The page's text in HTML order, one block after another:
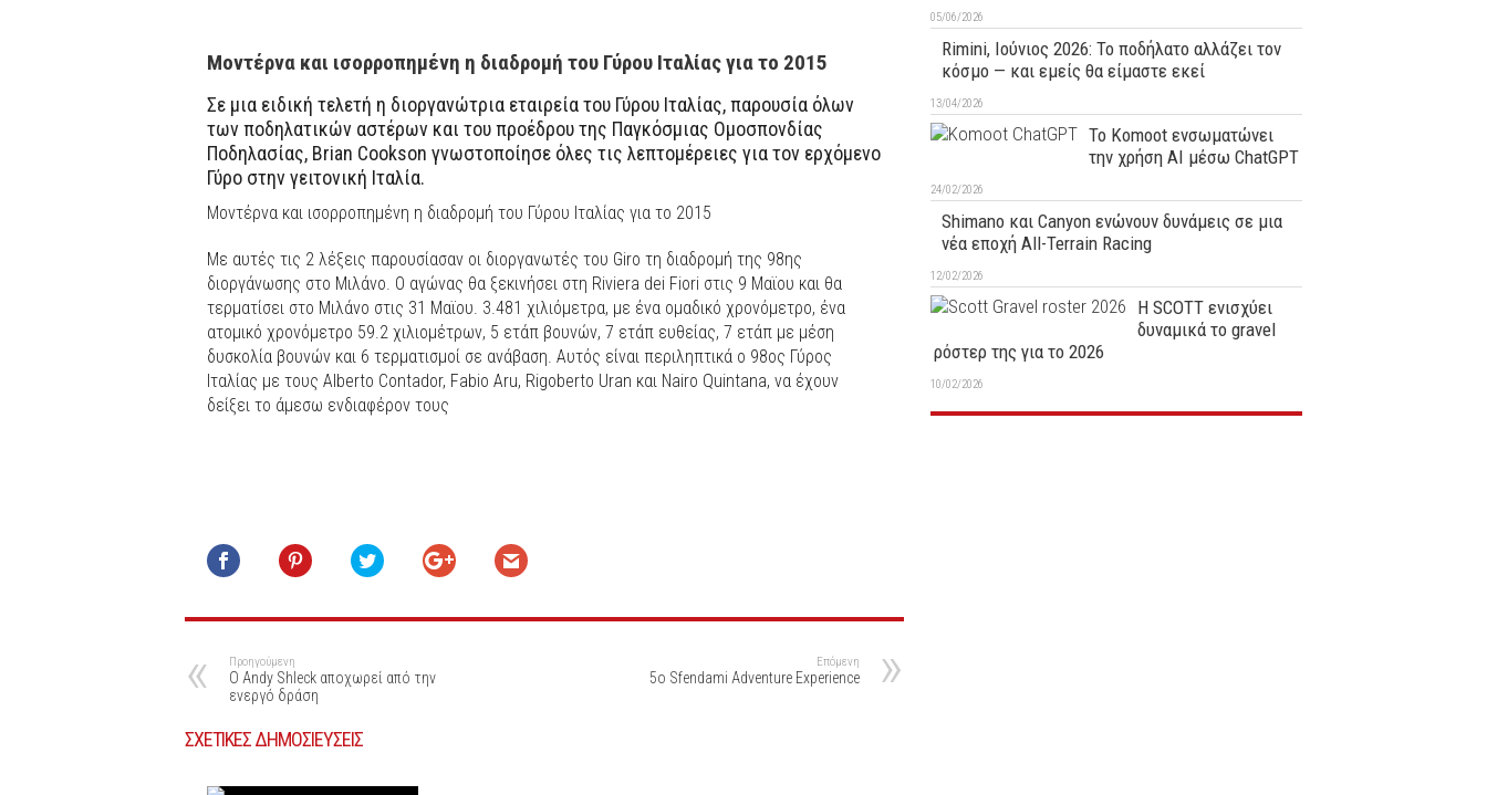
Μοντέρνα και ισορροπημένη η διαδρομή του Γύρου Ιταλίας για το 2015
Σε μια ειδική τελετή η διοργανώτρια εταιρεία του Γύρου Ιταλίας, παρουσία όλων
των ποδηλατικών αστέρων και του προέδρου της Παγκόσμιας Ομοσπονδίας
Ποδηλασίας, Βrian Cookson γνωστοποίησε όλες τις λεπτομέρειες για τον ερχόμενο
Γύρο στην γειτονική Ιταλία.
Μοντέρνα και ισορροπημένη η διαδρομή του Γύρου Ιταλίας για το 2015
Με αυτές τις 2 λέξεις παρουσίασαν οι διοργανωτές του Giro τη διαδρομή της 98ης
διοργάνωσης στο Μιλάνο. Ο αγώνας θα ξεκινήσει στη Riviera dei Fiori στις 9 Μαϊου και θα
τερματίσει στο Μιλάνο στις 31 Μαϊου. 3.481 χιλιόμετρα, με ένα ομαδικό χρονόμετρο, ένα
ατομικό χρονόμετρο 59.2 χιλιομέτρων, 5 ετάπ βουνών, 7 ετάπ ευθείας, 7 ετάπ με μέση
δυσκολία βουνών και 6 τερματισμοί σε ανάβαση. Αυτός είναι περιληπτικά ο 98ος Γύρος
Ιταλίας με τους Alberto Contador, Fabio Aru, Rigoberto Uran και Nairo Quintana, να έχουν
δείξει το άμεσω ενδιαφέρον τους
Προηγούμενη
Ο Andy Shleck αποχωρεί από την
ενεργό δράση
Επόμενη
5o Sfendami Adventure Experience
ΣΧΕΤΙΚΕΣ ΔΗΜΟΣΙΕΥΣΕΙΣ
05/06/2026
Rimini, Ιούνιος 2026: Το ποδήλατο αλλάζει τον
κόσμο — και εμείς θα είμαστε εκεί
13/04/2026
Το Komoot ενσωματώνει
την χρήση AI μέσω ChatGPT
24/02/2026
Shimano και Canyon ενώνουν δυνάμεις σε μια
νέα εποχή All-Terrain Racing
12/02/2026
Η SCOTT ενισχύει
δυναμικά το gravel
ρόστερ της για το 2026
10/02/2026